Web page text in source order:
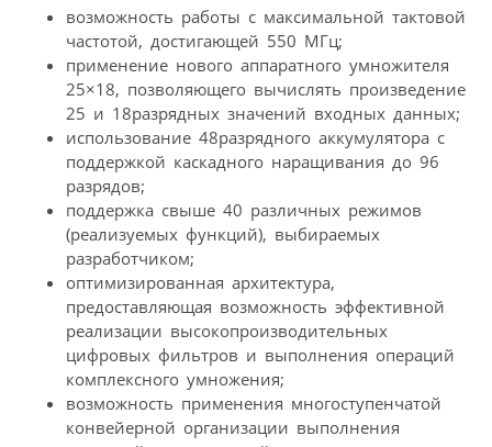
возможность работы с максимальной тактовой
частотой, достигающей 550 МГц;
применение нового аппаратного умножителя
25×18, позволяющего вычислять произведение
25 и 18разрядных значений входных данных;
использование 48разрядного аккумулятора с
поддержкой каскадного наращивания до 96
разрядов;
поддержка свыше 40 различных режимов
(реализуемых функций), выбираемых
разработчиком;
оптимизированная архитектура,
предоставляющая возможность эффективной
реализации высокопроизводительных
цифровых фильтров и выполнения операций
комплексного умножения;
возможность применения многоступенчатой
конвейерной организации выполнения